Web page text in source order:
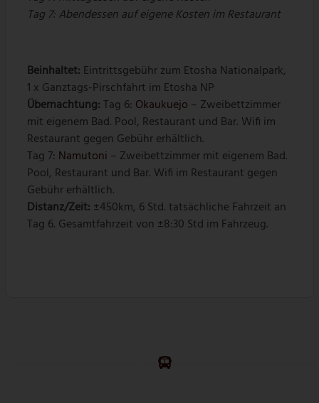
Tag 7:Abendessen auf eigene Kosten im Restaurant
Beinhaltet: Eintrittsgebühr zum Etosha Nationalpark,
1 x Ganztags-Pirschfahrt im Etosha NP
Übernachtung:Tag 6: Okaukuejo – Zweibettzimmer
mit eigenem Bad. Pool, Restaurant und Bar. Wifi im
Restaurant gegen Gebühr erhältlich.
Tag 7: Namutoni – Zweibettzimmer mit eigenem Bad.
Pool, Restaurant und Bar. Wifi im Restaurant gegen
Gebühr erhältlich.
Distanz/Zeit: ±450km, 6 Std. tatsächliche Fahrzeit an
Tag 6. Gesamtfahrzeit von ±8:30 Std im Fahrzeug.